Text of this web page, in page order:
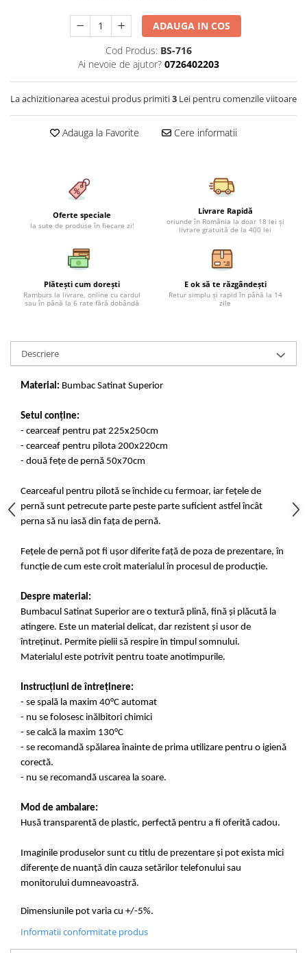
Cearceaf normal 6 piese
Cearceaf cu elastic
Cearceaf normal
Lenjerii Pufoase Fluffy/ Rabbit
Lenjerii Satin Premium
Lenjerii Jacquard
Lenjerii Matase
Lenjerii Creponate
Lenjerii pentru PASTE
Set Lenjerie + Draperii Pat Dublu
Huse De Pat Tricotate 180x200cm
Huse Impermeabile 160x200cm
Huse Impermeabile 180x200cm
ADAUGA IN COS
Cod Produs: BS-716
Ai nevoie de ajutor? 0726402203
La achizitionarea acestui produs primiti3 Lei pentru comenzile viitoare
Adauga la Favorite Cere informatii
Oferte speciale
la sute de produse în fiecare zi!
Livrare Rapidă
oriunde în România la doar 18 lei și
livrare gratuită de la 400 lei
Plătești cum dorești
Ramburs la livrare, online cu cardul
sau în până la 6 rate fără dobândă
E ok să te răzgândești
Retur simplu și rapid în până la 14
zile
Descriere
Material: Bumbac Satinat Superior
Setul conține:
- cearceaf pentru pat 225x250cm
- cearceaf pentru pilota 200x220cm
- două fețe de pernă 50x70cm
Cearceaful pentru pilotă se închide cu fermoar, iar fețele de
pernă sunt petrecute parte peste parte suficient astfel încât
perna să nu iasă din fața de pernă.
Fețele de pernă pot fi ușor diferite față de poza de prezentare, în
funcție de cum este croit materialul în procesul de producție.
Despre material:
Bumbacul Satinat Superior are o textură plină, fină și plăcută la
atingere. Este un material delicat, dar rezistent și usor de
întreținut. Permite pielii să respire în timpul somnului.
Materialul este potrivit pentru toate anotimpurile.
Instrucțiuni de întreținere:
- se spală la maxim 40°C automat
- nu se folosesc inălbitori chimici
- se calcă la maxim 130°C
- se recomandă spălarea înainte de prima utilizare pentru o igienă
corectă.
- nu se recomandă uscarea la soare.
Mod de ambalare:
Husă transparentă de plastic, perfectă pentru a fi oferită cadou.
Imaginile produselor sunt cu titlu de prezentare și pot exista mici
diferențe de nuanță din cauza setărilor telefonului sau
monitorului dumneavoastră.
Dimensiunile pot varia cu +/-5%.
Informatii conformitate produs